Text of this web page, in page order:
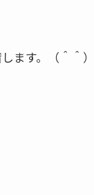
ます。（＾＾